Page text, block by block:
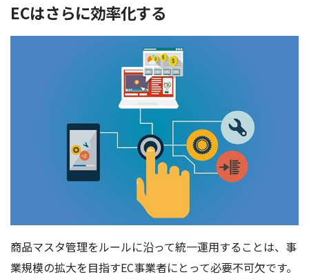
ECはさらに効率化する
商品マスタ管理をルールに沿って統一運用することは、事
業規模の拡大を目指すEC事業者にとって必要不可欠です。